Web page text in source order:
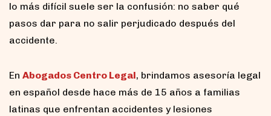
lo más difícil suele ser la confusión: no saber qué
pasos dar para no salir perjudicado después del
accidente.
En Abogados Centro Legal, brindamos asesoría legal
en español desde hace más de 15 años a familias
latinas que enfrentan accidentes y lesiones